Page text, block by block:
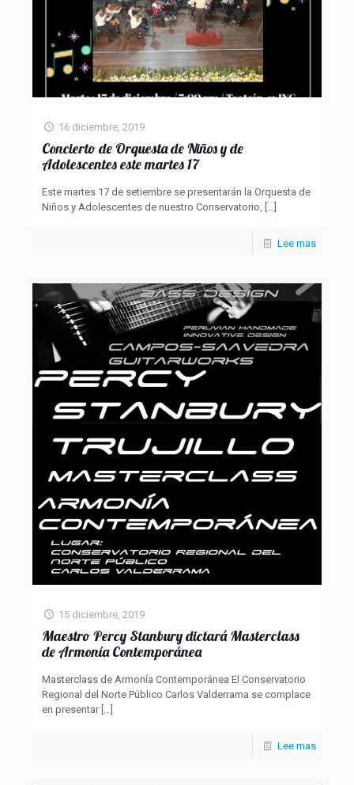
16 diciembre, 2019
Concierto de Orquesta de Niños y de
Adolescentes este martes 17
Este martes 17 de setiembre se presentarán la Orquesta de
Niños y Adolescentes de nuestro Conservatorio,
Lee mas
15 diciembre, 2019
Maestro Percy Stanbury dictará Masterclass
de Armonía Contemporánea
Masterclass de Armonía Contemporánea El Conservatorio
Regional del Norte Público Carlos Valderrama se complace
en presentar[…]
Lee mas